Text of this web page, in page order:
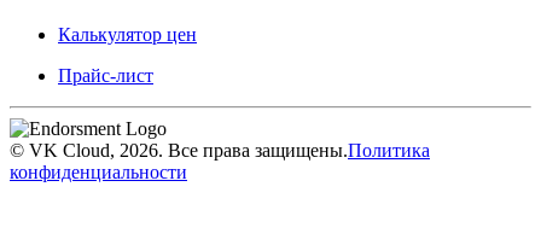
Калькулятор цен
Прайс-лист
© VK Cloud, 2026. Все права защищены.Политика
конфиденциальности